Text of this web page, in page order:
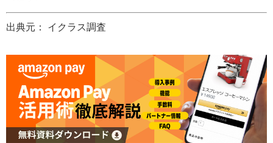
出典元： イクラス調査